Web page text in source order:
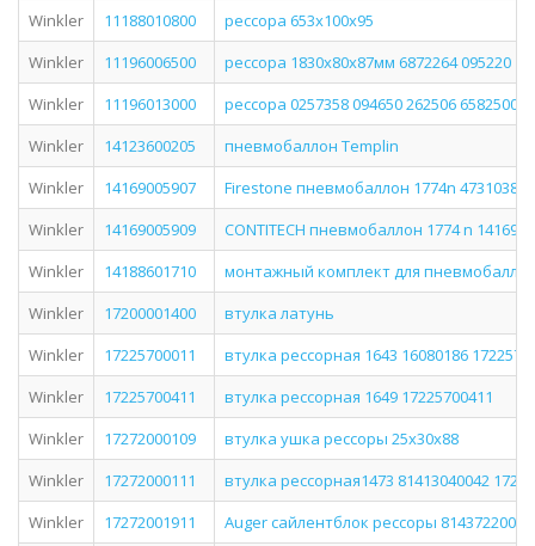
Winkler
11188010800
рессора 653х100х95
Winkler
11196006500
рессора 1830х80х87мм 6872264 095220
Winkler
11196013000
рессора 0257358 094650 262506 6582500
Winkler
14123600205
пневмобаллон Templin
Winkler
14169005907
Firestone пневмобаллон 1774n
Winkler
14169005909
CONTITECH пневмобаллон 1774 n
Winkler
14188601710
монтажный комплект для
Winkler
17200001400
втулка латунь
Winkler
17225700011
втулка рессорная 1643 16080186
Winkler
17225700411
втулка рессорная 1649 17225700411
Winkler
17272000109
втулка ушка рессоры 25x30x88
Winkler
17272000111
втулка рессорная1473 81413040042
Winkler
17272001911
Auger сайлентблок рессоры